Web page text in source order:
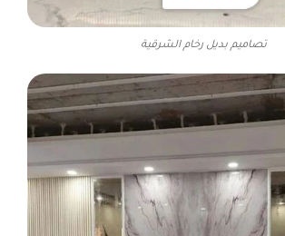
تصاميم بديل رخام الشرقية